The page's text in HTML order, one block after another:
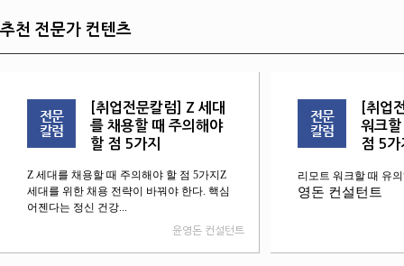
추천 전문가 컨텐츠
[취업전문칼럼] Z 세대
를 채용할 때 주의해야
할 점 5가지
Z 세대를 채용할 때 주의해야 할 점 5가지Z
세대를 위한 채용 전략이 바꿔야 한다. 핵심
어젠다는 정신 건강...
윤영돈 컨설턴트
[취업
워크할
점 5가
리모트 워크할 때 유
영돈 컨설턴트